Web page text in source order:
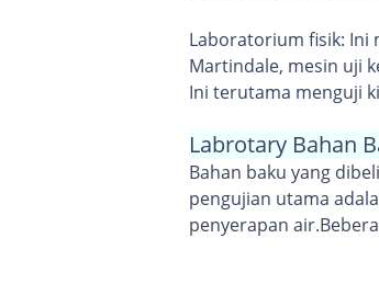
Laboratorium fisik: Ini
Martindale, mesin uji
Ini terutama menguji
Labrotary Bahan
Bahan baku yang
pengujian utama
penyerapan